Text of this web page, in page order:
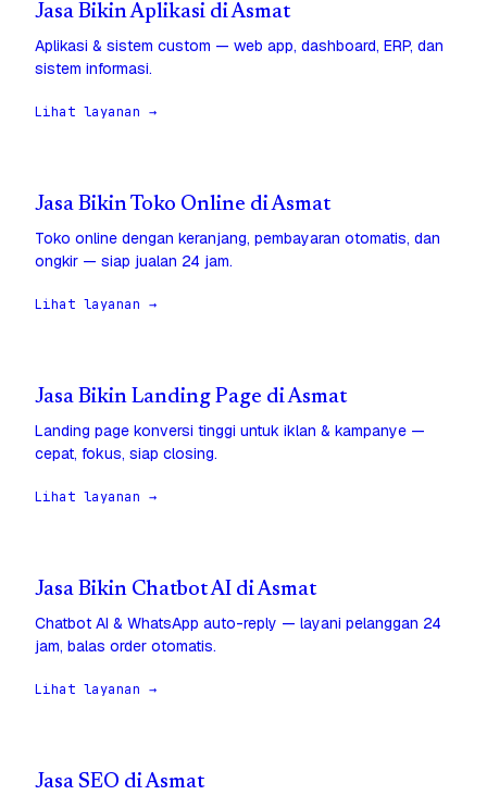
Jasa Bikin Aplikasi di Asmat
Aplikasi & sistem custom — web app, dashboard, ERP, dan
sistem informasi.
Lihat layanan →
Jasa Bikin Toko Online di Asmat
Toko online dengan keranjang, pembayaran otomatis, dan
ongkir — siap jualan 24 jam.
Lihat layanan →
Jasa Bikin Landing Page di Asmat
Landing page konversi tinggi untuk iklan & kampanye —
cepat, fokus, siap closing.
Lihat layanan →
Jasa Bikin Chatbot AI di Asmat
Chatbot AI & WhatsApp auto-reply — layani pelanggan 24
jam, balas order otomatis.
Lihat layanan →
Jasa SEO di Asmat